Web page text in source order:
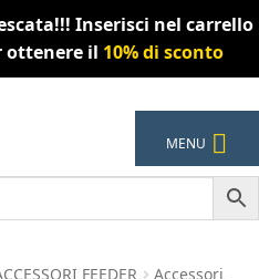
Inserisci nel carrello
ottenere il 10% di sconto
MENU
FEEDER
Accessori